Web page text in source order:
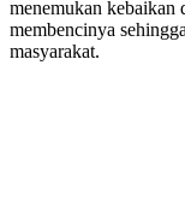
menemukan kebaikan
membencinya
masyarakat.